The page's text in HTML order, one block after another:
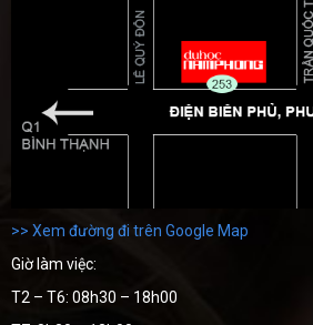
>> Xem đường đi trên Google Map
Giờ làm việc:
T2 – T6: 08h30 – 18h00